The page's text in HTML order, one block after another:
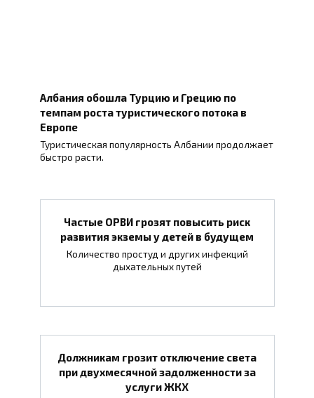
Албания обошла Турцию и Грецию по
темпам роста туристического потока в
Европе
Туристическая популярность Албании продолжает
быстро расти.
Частые ОРВИ грозят повысить риск
развития экземы у детей в будущем
Количество простуд и других инфекций
дыхательных путей
Должникам грозит отключение света
при двухмесячной задолженности за
услуги ЖКХ